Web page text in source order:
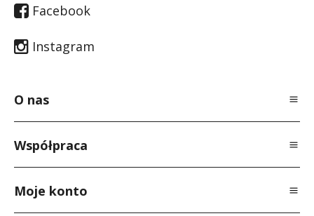
Facebook
Instagram
O nas
Polityka prywatności
Kontakt
Współpraca
Dla producentów
Moje konto